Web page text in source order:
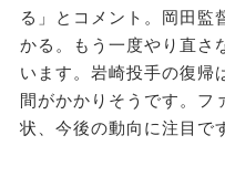
る」とコメント。岡田監
かる。もう一度やり直さ
います。岩崎投手の復帰
間がかかりそうです。フ
状、今後の動向に注目で